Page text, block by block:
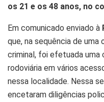
os 21 e os 48 anos, no
Em comunicado enviado à
que, na sequência de
criminal, foi efetuada uma
rodoviária em vários
nessa localidade. Nessa
encetaram diligências